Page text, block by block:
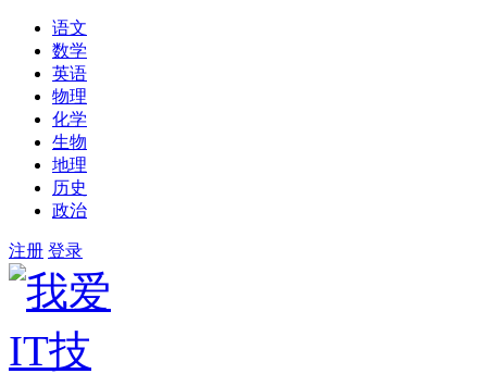
语文
数学
英语
物理
化学
生物
地理
历史
政治
注册 登录